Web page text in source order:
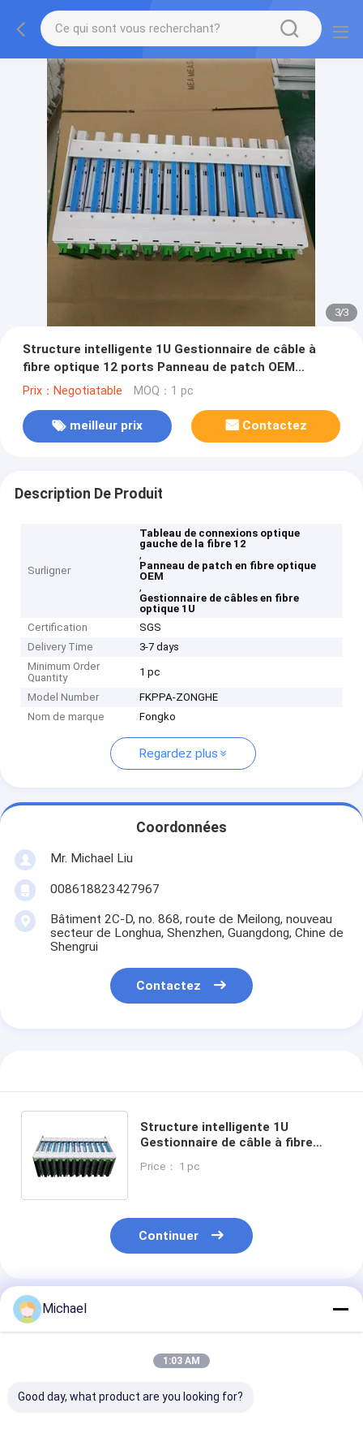
3/3
Structure intelligente 1U Gestionnaire de câble à
fibre optique 12 ports Panneau de patch OEM
ignifuge
Prix：Negotiatable MOQ：1 pc
meilleur prix Contactez
Description De Produit
Surligner
Tableau de connexions optique
gauche de la fibre 12
,
Panneau de patch en fibre optique
OEM
,
Gestionnaire de câbles en fibre
optique 1U
Certification
SGS
Delivery Time
3-7 days
Minimum Order
Quantity
1 pc
Model Number
FKPPA-ZONGHE
Nom de marque
Fongko
Regardez plus
Coordonnées
Mr. Michael Liu
008618823427967
Bâtiment 2C-D, no. 868, route de Meilong, nouveau
secteur de Longhua, Shenzhen, Guangdong, Chine de
Shengrui
Contactez
Structure intelligente 1U
Gestionnaire de câble à fibre
patch OEM ignifuge
Price： 1 pc
Continuer
Produits Recommandés
Michael
1:03 AM
Good day, what product are you looking for?